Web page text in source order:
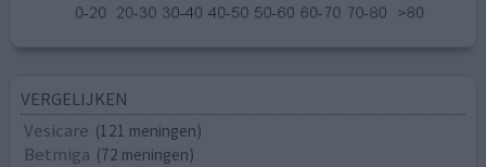
VERGELIJKEN
Vesicare (121 meningen)
Betmiga (72 meningen)